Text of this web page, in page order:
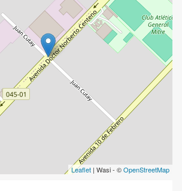
Leaflet | Wasi - ©OpenStreetMap